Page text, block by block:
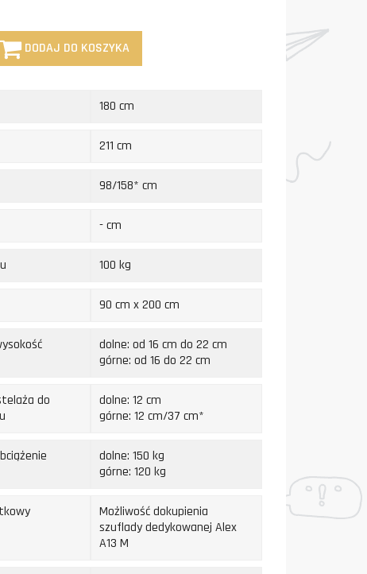
DODAJ DO KOSZYKA
180 cm
211 cm
98/158* cm
- cm
100 kg
90 cm x 200 cm
dolne: od 16 cm do 22 cm
górne: od 16 do 22 cm
do
dolne: 12 cm
górne: 12 cm/37 cm*
dolne: 150 kg
górne: 120 kg
Możliwość dokupienia
szuflady dedykowanej Alex
A13 M